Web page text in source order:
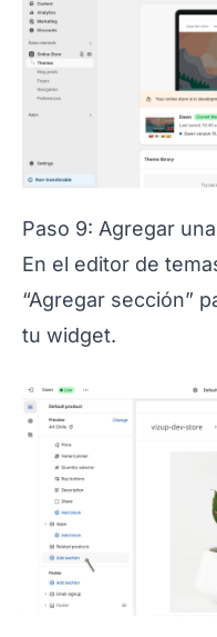
Paso 9: Agregar
En el editor de
“Agregar sección”
tu widget.